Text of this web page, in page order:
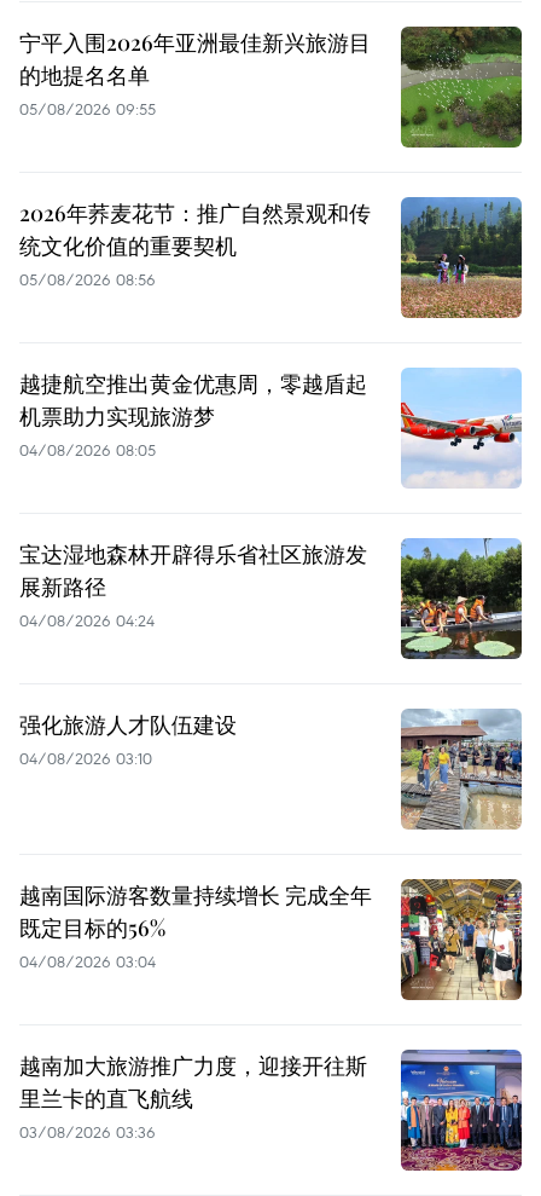
宁平入围2026年亚洲最佳新兴旅游目
的地提名名单
05/08/2026 09:55
2026年荞麦花节：推广自然景观和传
统文化价值的重要契机
05/08/2026 08:56
越捷航空推出黄金优惠周，零越盾起
机票助力实现旅游梦
04/08/2026 08:05
宝达湿地森林开辟得乐省社区旅游发
展新路径
04/08/2026 04:24
强化旅游人才队伍建设
04/08/2026 03:10
越南国际游客数量持续增长 完成全年
既定目标的56%
04/08/2026 03:04
越南加大旅游推广力度，迎接开往斯
里兰卡的直飞航线
03/08/2026 03:36